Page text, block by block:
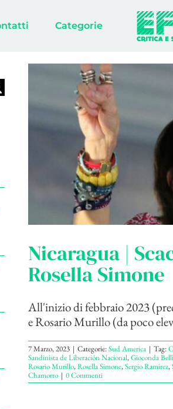
Categorie
Nicaragua |
Rosella Simone
All'inizio di febbraio 2023
e Rosario Murillo (da poco
7 Marzo, 2023 | Categorie:Sud America | Tag:
Sandinista de Liberación Nacional,Gioconda Belli
Rosario Murillo,Rosella Simone,Sergio Ramirez,
Chamorro | 0 Commenti